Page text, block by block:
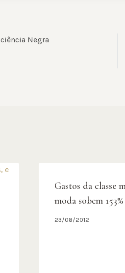
Negra
Gastos da classe
moda sobem
23/08/2012